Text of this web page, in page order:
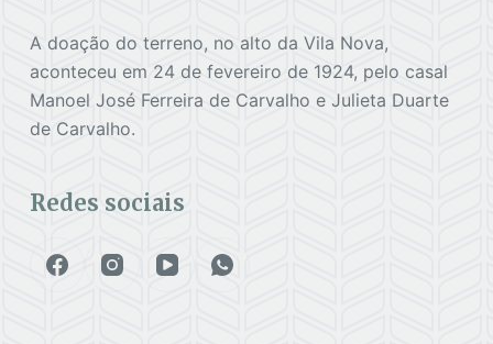
A doação do terreno, no alto da Vila Nova,
aconteceu em 24 de fevereiro de 1924, pelo casal
Manoel José Ferreira de Carvalho e Julieta Duarte
de Carvalho.
Redes sociais